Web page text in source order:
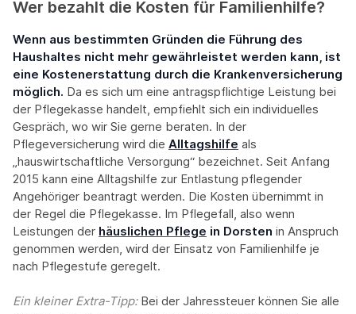
Wer bezahlt die Kosten für Familienhilfe?
Wenn aus bestimmten Gründen die Führung des
Haushaltes nicht mehr gewährleistet werden kann, ist
eine Kostenerstattung durch die Krankenversicherung
möglich. Da es sich um eine antragspflichtige Leistung bei
der Pflegekasse handelt, empfiehlt sich ein individuelles
Gespräch, wo wir Sie gerne beraten. In der
Pflegeversicherung wird die Alltagshilfe als
„hauswirtschaftliche Versorgung“ bezeichnet. Seit Anfang
2015 kann eine Alltagshilfe zur Entlastung pflegender
Angehöriger beantragt werden. Die Kosten übernimmt in
der Regel die Pflegekasse. Im Pflegefall, also wenn
Leistungen der häuslichen Pflege in Dorsten in Anspruch
genommen werden, wird der Einsatz von Familienhilfe je
nach Pflegestufe geregelt.
Ein kleiner Extra-Tipp:‍ Bei der Jahressteuer können Sie alle